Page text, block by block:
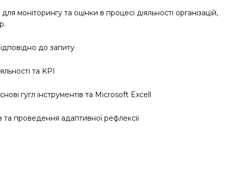
моніторингу та оцінки в процесі діяльності організацій,
до запиту
та KPI
гугл інструментів та Microsoft Excell
та проведення адаптивної рефлексії